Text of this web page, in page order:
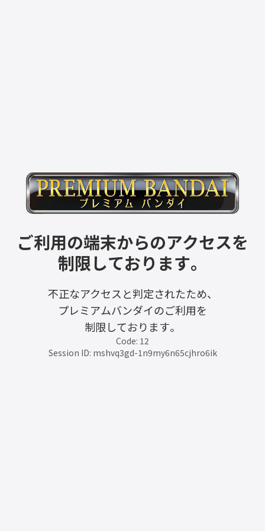
ご利用の端末からのアクセスを
制限しております。
不正なアクセスと判定されたため、
プレミアムバンダイのご利用を
制限しております。
Code: 12
Session ID: mshvq3gd-1n9my6n65cjhro6ik